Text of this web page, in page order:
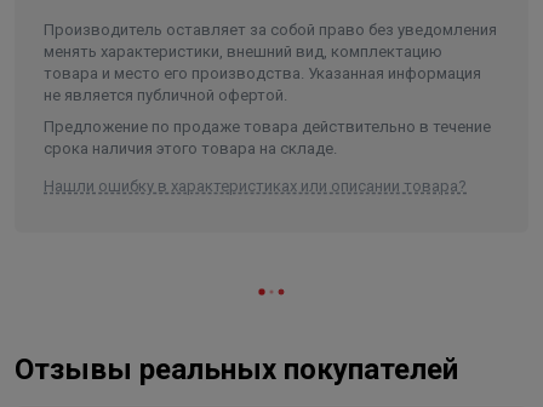
Производитель оставляет за собой право без уведомления
менять характеристики, внешний вид, комплектацию
товара и место его производства. Указанная информация
не является публичной офертой.
Предложение по продаже товара действительно в течение
срока наличия этого товара на складе.
Нашли ошибку в характеристиках или описании товара?
Отзывы реальных покупателей